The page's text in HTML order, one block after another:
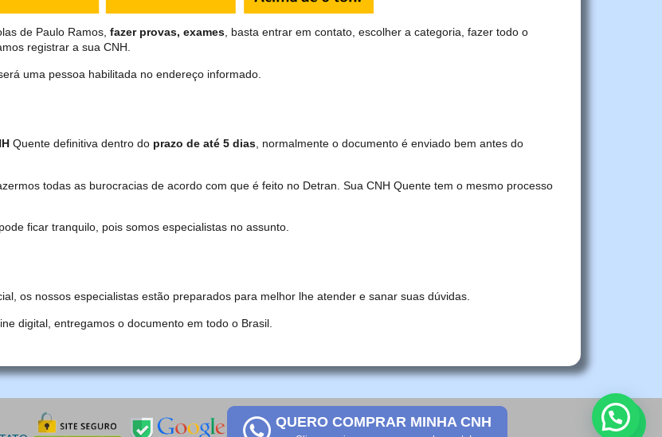
de Paulo Ramos, fazer provas, exames, basta entrar em contato, escolher a categoria, fazer todo o
registrar a sua CNH.
uma pessoa habilitada no endereço informado.
Quente definitiva dentro do prazo de até 5 dias, normalmente o documento é enviado bem antes do
todas as burocracias de acordo com que é feito no Detran. Sua CNH Quente tem o mesmo processo
ficar tranquilo, pois somos especialistas no assunto.
os nossos especialistas estão preparados para melhor lhe atender e sanar suas dúvidas.
digital, entregamos o documento em todo o Brasil.
QUERO COMPRAR MINHA CNH